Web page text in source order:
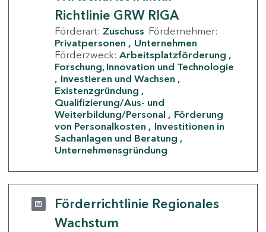
Richtlinie GRW RIGA
Förderart: Zuschuss Fördernehmer:
Privatpersonen
Unternehmen
Förderzweck: Arbeitsplatzförderung
Forschung, Innovation und Technologie
Investieren und Wachsen
Existenzgründung
Qualifizierung/Aus- und
Weiterbildung/Personal
Förderung
von Personalkosten
Investitionen in
Sachanlagen und Beratung
Unternehmensgründung
Förderrichtlinie Regionales
Wachstum